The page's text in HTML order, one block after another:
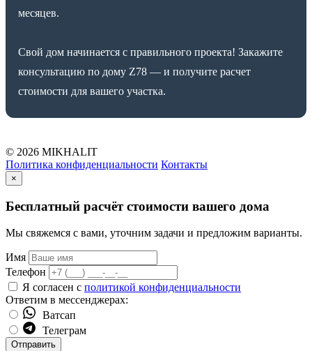
месяцев.
Свой дом начинается с правильного проекта! Закажите
консультацию по дому Z78 — и получите расчет
стоимости для вашего участка.
© 2026 MIKHALIT
Политика конфиденциальности Контакты
×
Бесплатный расчёт стоимости вашего дома
Мы свяжемся с вами, уточним задачи и предложим варианты.
Имя
Телефон
Я согласен с политикой конфиденциальности
Ответим в мессенджерах:
Ватсап
Телеграм
Отправить